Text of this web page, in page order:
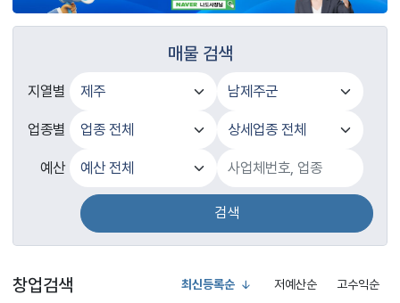
매물 검색
지열별
업종별
예산
검색
창업검색 최신등록순 저예산순 고수익순